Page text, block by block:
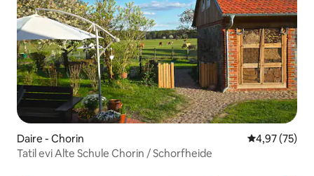
Daire - Chorin 5 üzerinden
4,97 (75)
Tatil evi Alte Schule Chorin / Schorfheide